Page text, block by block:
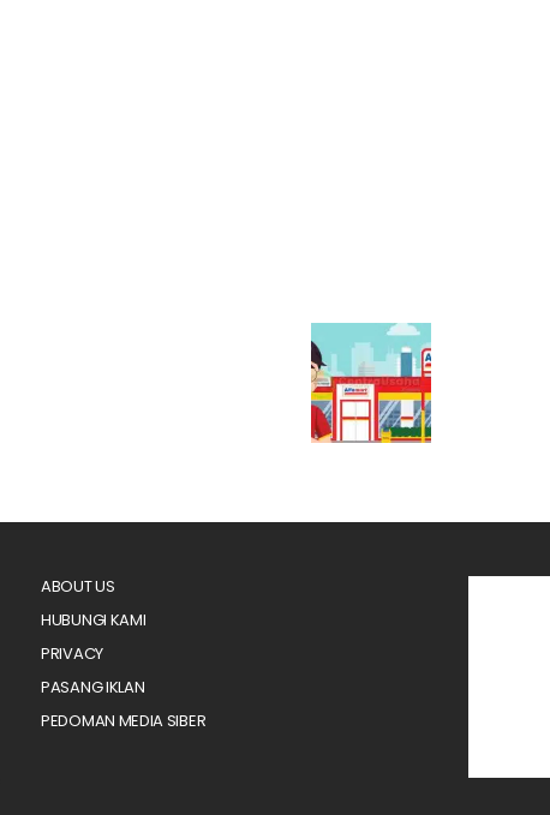
ABOUT US
HUBUNGI KAMI
PRIVACY
PASANG IKLAN
PEDOMAN MEDIA SIBER